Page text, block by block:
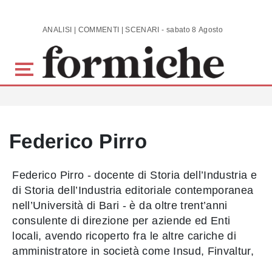
Skip to main content ANALISI | COMMENTI | SCENARI - sabato 8 Agosto 2026
Federico Pirro
Federico Pirro - docente di Storia dell’Industria e
di Storia dell’Industria editoriale contemporanea
nell’Università di Bari - è da oltre trent’anni
consulente di direzione per aziende ed Enti
locali, avendo ricoperto fra le altre cariche di
amministratore in società come Insud, Finvaltur,